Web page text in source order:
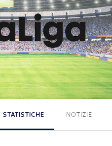
0
STATISTICHE NOTIZIE